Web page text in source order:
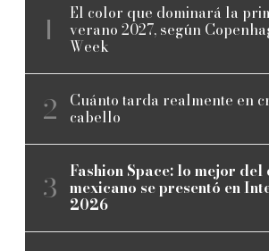
El color que dominará la
verano 2027, según
Week
Cuánto tarda realmente en
cabello
Fashion Space: lo mejor del
mexicano se presentó en
2026